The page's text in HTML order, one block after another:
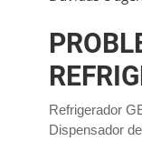
Refrigerador
Dispensador